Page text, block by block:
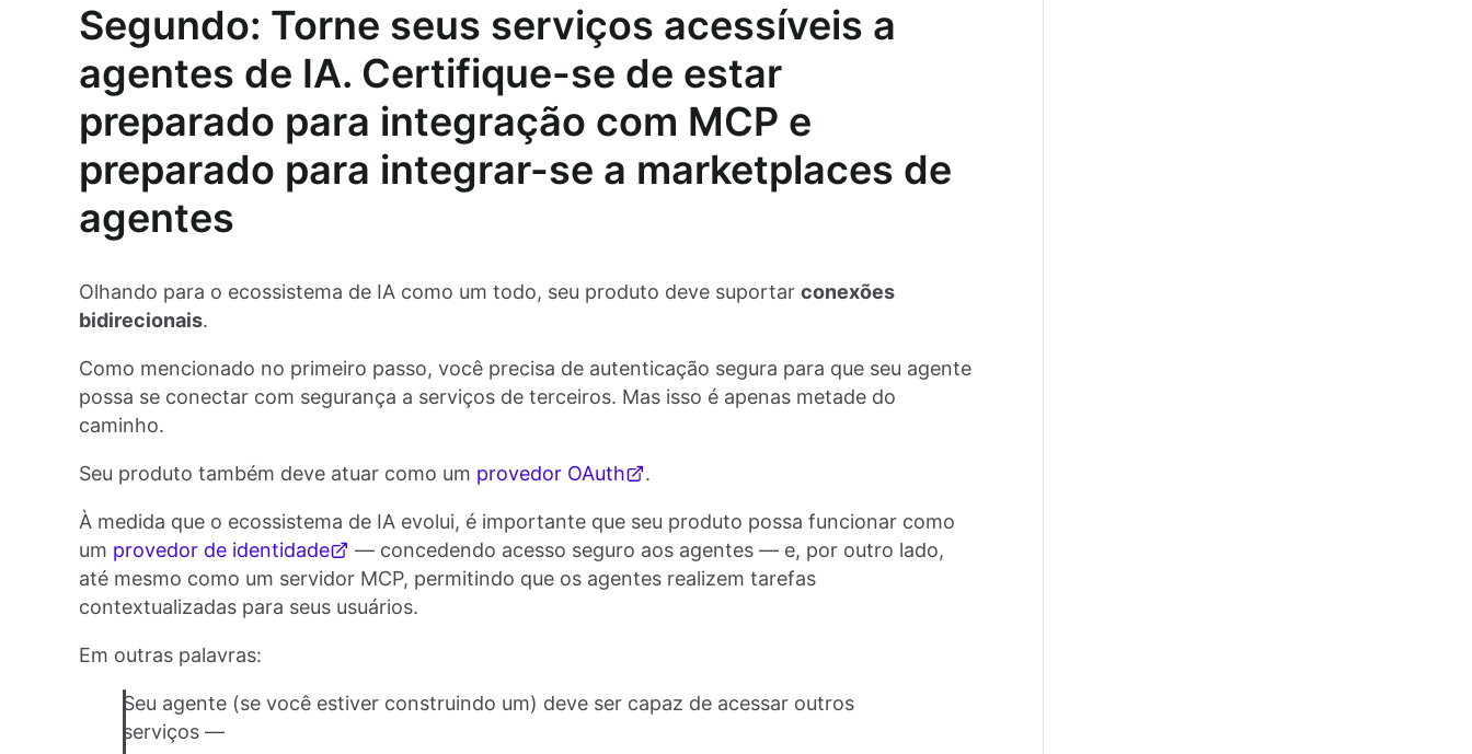
Segundo: Torne seus serviços acessíveis a
agentes de IA. Certifique-se de estar
preparado para integração com MCP e
preparado para integrar-se a marketplaces de
agentes
Olhando para o ecossistema de IA como um todo, seu produto deve suportar conexões
bidirecionais.
Como mencionado no primeiro passo, você precisa de autenticação segura para que seu agente
possa se conectar com segurança a serviços de terceiros. Mas isso é apenas metade do
caminho.
Seu produto também deve atuar como um provedor OAuth .
À medida que o ecossistema de IA evolui, é importante que seu produto possa funcionar como
um provedor de identidade
— concedendo acesso seguro aos agentes — e, por outro lado,
até mesmo como um servidor MCP, permitindo que os agentes realizem tarefas
contextualizadas para seus usuários.
Em outras palavras:
Seu agente (se você estiver construindo um) deve ser capaz de acessar outros
serviços —